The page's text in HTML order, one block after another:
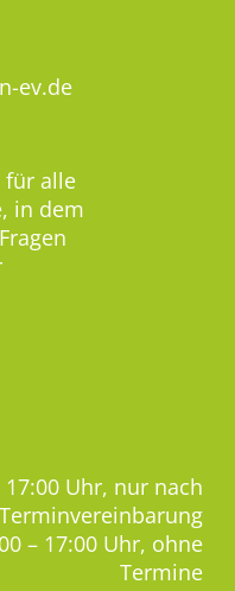
ev.de
für alle
in dem
17:00 Uhr, nur nach
Terminvereinbarung
– 17:00 Uhr, ohne
Termine